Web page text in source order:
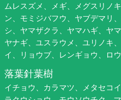
ムレスズメ、メギ、メグスリノ
ン、モミジバフウ、ヤブデマリ
シ、ヤマザクラ、ヤマハギ、ヤ
ヤナギ、ユスラウメ、ユリノキ
イ、リョウブ、レンギョウ、ロ
落葉針葉樹
イチョウ、カラマツ、メタセコ